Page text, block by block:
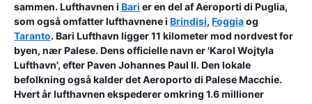
sammen. Lufthavnen i Bari er en del afAeroporti di Puglia,
som også omfatter lufthavnene i Brindisi, Foggiaog
Taranto. Bari Lufthavn ligger 11 kilometer mod nordvest for
byen, nær Palese. Dens officielle navn er 'Karol Wojtyla
Lufthavn', efter Paven Johannes Paul II. Den lokale
befolkning også kalder detAeroporto di Palese Macchie.
Hvert år lufthavnen ekspederer omkring 1.6 millioner